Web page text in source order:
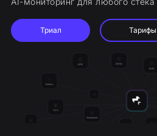
Триал Тарифы